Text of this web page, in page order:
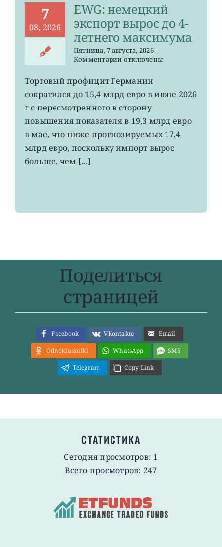
7
08, 2026
EWG: немецкий
экспорт вырос до 4-
летнего максимума
Пятница, 7 августа, 2026 |
Комментариик
EWG:
немецкий
экспорт
вырос
4-
летнего
отключены
Торговый профицит Германии
сократился до 15,4 млрд евро в июне 2026
г с пересмотренного в сторону
повышения показателя в 19,3 млрд евро
в мае, что ниже прогнозируемых 17,4
млрд евро, поскольку импорт вырос
больше, чем [...]
Поделиться
страницей
Facebook VKontakte
Email
Odnoklassniki
WhatsApp
SMS
Telegram
Copy Link
СТАТИСТИКА
Сегодня просмотров: 1
Всего просмотров: 247